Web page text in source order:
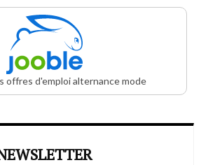
offres d'emploi alternance mode